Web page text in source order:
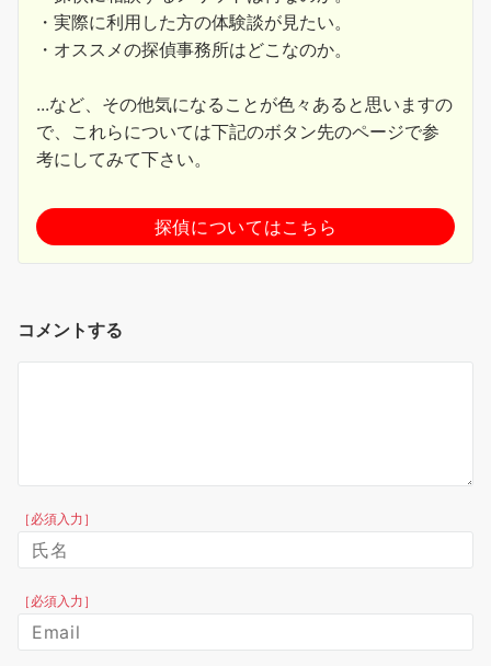
・実際に利用した方の体験談が見たい。
・オススメの探偵事務所はどこなのか。
...など、その他気になることが色々あると思いますの
で、これらについては下記のボタン先のページで参
考にしてみて下さい。
探偵についてはこちら
コメントする
［必須入力］
［必須入力］